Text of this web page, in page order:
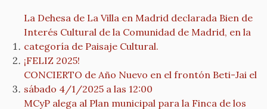
La Dehesa de La Villa en Madrid declarada Bien de
Interés Cultural de la Comunidad de Madrid, en la
categoría de Paisaje Cultural.
¡FELIZ 2025!
CONCIERTO de Año Nuevo en el frontón Beti-Jai el
sábado 4/1/2025 a las 12:00
MCyP alega al Plan municipal para la Finca de los